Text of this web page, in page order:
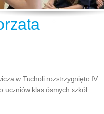
w Tucholi rozstrzygnięto IV
uczniów klas ósmych szkół